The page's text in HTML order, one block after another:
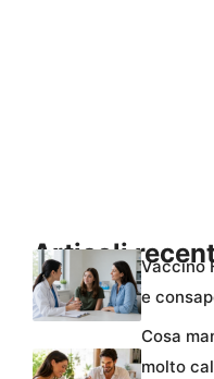
Articoli
Vaccino
e
Cosa
molto